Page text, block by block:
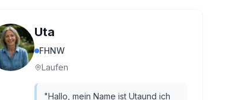
Uta
FHNW
Laufen
"Hallo, mein Name ist Utaund ich